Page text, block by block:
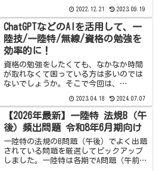
題されたのに、細かい違いを見逃してし
まったために点数を落としてはもったい
ないですよね。管理人が気...
2022.12.21 2023.09.19
ChatGPTなどのAIを活用して、一
陸技/一陸特/無線/資格の勉強を
効率的に！
資格の勉強をしたくても、なかなか時間
が取れなくて困っている方は多いのでは
ないでしょうか。そこで今回は、
一陸特・などの資格の勉強を効率的に進
める方法をご紹介します。AIを活用する
ことで、時間の制約に...
2023.04.18 2024.07.07
【2026年最新】一陸特 法規B（午
後）頻出問題 令和8年6月期向け
一陸特の法規のB問題（午後）でよく出題
されている問題を厳選してピックアップ
しました。一陸特は各期でA問題（午前）